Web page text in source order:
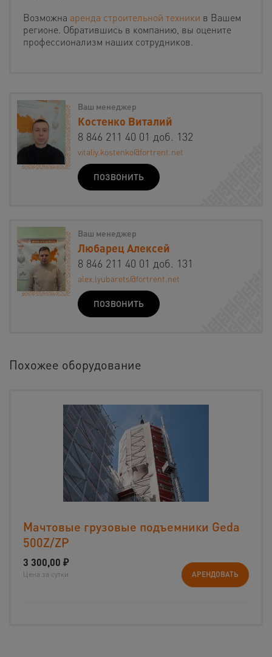
Возможна аренда строительной техники в Вашем
регионе. Обратившись в компанию, вы оцените
профессионализм наших сотрудников.
Ваш менеджер
Костенко Виталий
8 846 211 40 01 доб. 132
vitaliy.kostenko@fortrent.net
ПОЗВОНИТЬ
Ваш менеджер
Любарец Алексей
8 846 211 40 01 доб. 131
alex.lyubarets@fortrent.net
ПОЗВОНИТЬ
Похожее оборудование
Мачтовые грузовые подъемники Geda
500Z/ZP
3 300,00 ₽
Цена за сутки АРЕНДОВАТЬ